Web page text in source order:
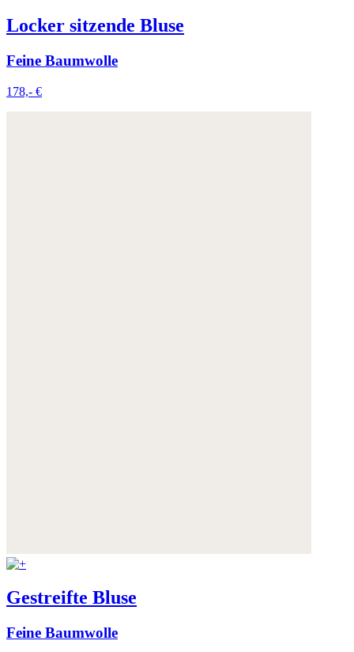
Locker sitzende Bluse
Feine Baumwolle
178,- €
Gestreifte Bluse
Feine Baumwolle